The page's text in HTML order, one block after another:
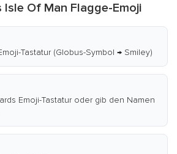
Of Man Flagge-Emoji
Tastatur (Globus-Symbol → Smiley)
Emoji-Tastatur oder gib den Namen